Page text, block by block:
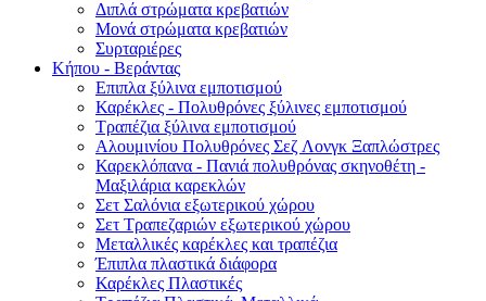
Διπλά στρώματα κρεβατιών
Μονά στρώματα κρεβατιών
Συρταριέρες
Κήπου - Βεράντας
Επιπλα ξύλινα εμποτισμού
Καρέκλες - Πολυθρόνες ξύλινες εμποτισμού
Τραπέζια ξύλινα εμποτισμού
Αλουμινίου Πολυθρόνες Σεζ Λονγκ Ξαπλώστρες
Καρεκλόπανα - Πανιά πολυθρόνας σκηνοθέτη -
Μαξιλάρια καρεκλών
Σετ Σαλόνια εξωτερικού χώρου
Σετ Τραπεζαριών εξωτερικού χώρου
Mεταλλικές καρέκλες και τραπέζια
Έπιπλα πλαστικά διάφορα
Καρέκλες Πλαστικές